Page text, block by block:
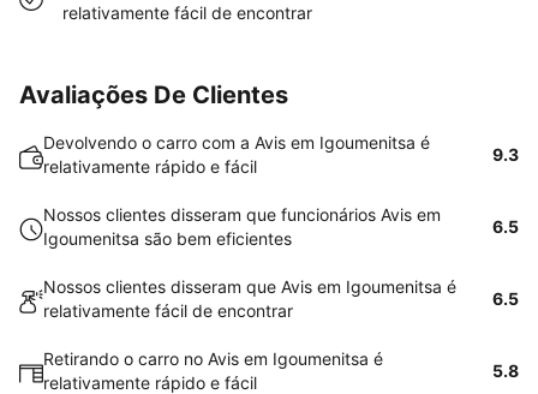
relativamente fácil de encontrar
Avaliações De Clientes
Devolvendo o carro com a Avis em Igoumenitsa é
relativamente rápido e fácil
9.3
Nossos clientes disseram que funcionários Avis em
Igoumenitsa são bem eficientes
6.5
Nossos clientes disseram que Avis em Igoumenitsa é
relativamente fácil de encontrar
6.5
Retirando o carro no Avis em Igoumenitsa é
relativamente rápido e fácil
5.8